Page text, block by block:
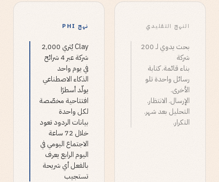
النهج التقليدي
بحث يدوي لـ 200
شركة
بناء قائمة. كتابة
رسائل واحدة تلو
الأخرى.
الإرسال. الانتظار.
التحليل بعد شهر.
التكرار.
نهج PHI
Clay يُثري 2,000
شركة عبر 4 شرائح
في يوم واحد
الذكاء الاصطناعي
يولّد أسطرًا
افتتاحية مخصّصة
لكل واحدة
بيانات الردود تعود
خلال 72 ساعة
الاجتماع اليومي في
اليوم الرابع يعرف
بالفعل أي شريحة
تستجيب